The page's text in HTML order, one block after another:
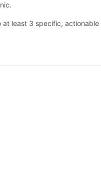
at least 3 specific, actionable